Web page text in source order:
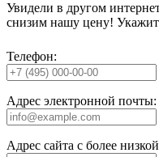
Увидели в другом
снизим нашу цену!
Телефон:
Адрес электронной почты:
Адрес сайта с более